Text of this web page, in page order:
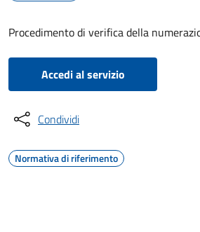
Procedimento di verifica della
Accedi al servizio
Condividi
Normativa di riferimento